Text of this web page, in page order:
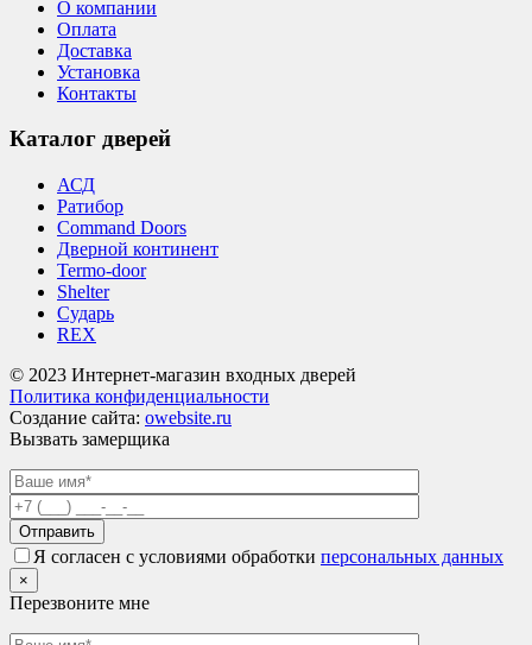
О компании
Оплата
Доставка
Установка
Контакты
Каталог дверей
АСД
Ратибор
Command Doors
Дверной континент
Termo-door
Shelter
Сударь
REX
© 2023 Интернет-магазин входных дверей
Политика конфиденциальности
Создание сайта: owebsite.ru
Вызвать замерщика
Я согласен с условиями обработки персональных данных
×
Перезвоните мне